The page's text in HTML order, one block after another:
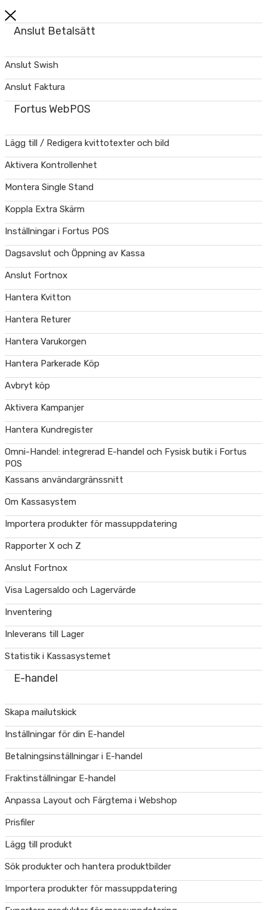
Anslut Betalsätt
Anslut Swish
Anslut Faktura
Fortus WebPOS
Lägg till / Redigera kvittotexter och bild
Aktivera Kontrollenhet
Montera Single Stand
Koppla Extra Skärm
Inställningar i Fortus POS
Dagsavslut och Öppning av Kassa
Anslut Fortnox
Hantera Kvitton
Hantera Returer
Hantera Varukorgen
Hantera Parkerade Köp
Avbryt köp
Aktivera Kampanjer
Hantera Kundregister
Omni-Handel: integrerad E-handel och Fysisk butik i Fortus
POS
Kassans användargränssnitt
Om Kassasystem
Importera produkter för massuppdatering
Rapporter X och Z
Anslut Fortnox
Visa Lagersaldo och Lagervärde
Inventering
Inleverans till Lager
Statistik i Kassasystemet
E-handel
Skapa mailutskick
Inställningar för din E-handel
Betalningsinställningar i E-handel
Fraktinställningar E-handel
Anpassa Layout och Färgtema i Webshop
Prisfiler
Lägg till produkt
Sök produkter och hantera produktbilder
Importera produkter för massuppdatering